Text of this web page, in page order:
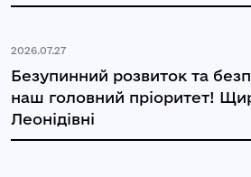
2026.07.27
Безупинний розвиток та
наш головний пріоритет!
Леонідівні